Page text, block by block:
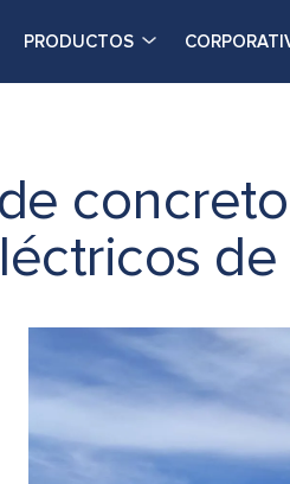
PRODUCTOS